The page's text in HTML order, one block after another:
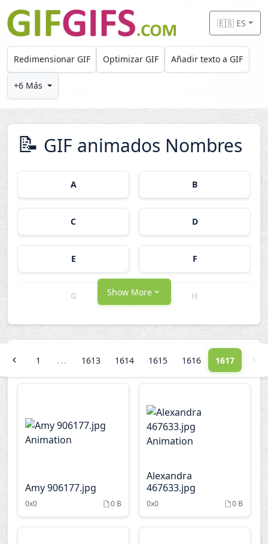
Skip to main content
🇪🇸 ES
Redimensionar GIF Optimizar GIF Añadir texto a GIF
+6 Más
📝 GIF animados Nombres
A B
C D
E F
G H
O P
Q
S T
Show More
1 ... 1613 1614 1615 1616 1617
Amy 906177.jpg
0x0 0 B
Alexandra
467633.jpg
0x0 0 B